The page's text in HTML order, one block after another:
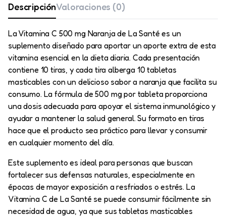
DescripciónValoraciones (0)
La Vitamina C 500 mg Naranja de La Santé es un
suplemento diseñado para aportar un aporte extra de esta
vitamina esencial en la dieta diaria. Cada presentación
contiene 10 tiras, y cada tira alberga 10 tabletas
masticables con un delicioso sabor a naranja que facilita su
consumo. La fórmula de 500 mg por tableta proporciona
una dosis adecuada para apoyar el sistema inmunológico y
ayudar a mantener la salud general. Su formato en tiras
hace que el producto sea práctico para llevar y consumir
en cualquier momento del día.
Este suplemento es ideal para personas que buscan
fortalecer sus defensas naturales, especialmente en
épocas de mayor exposición a resfriados o estrés. La
Vitamina C de La Santé se puede consumir fácilmente sin
necesidad de agua, ya que sus tabletas masticables